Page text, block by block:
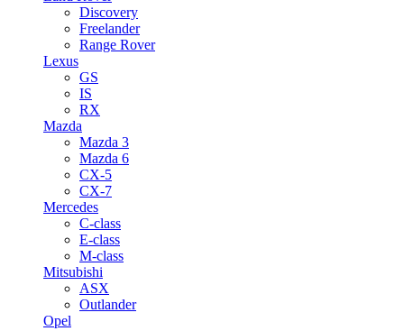
Discovery
Freelander
Range Rover
Lexus
GS
IS
RX
Mazda
Mazda 3
Mazda 6
CX-5
CX-7
Mercedes
C-class
E-class
M-class
Mitsubishi
ASX
Outlander
Opel